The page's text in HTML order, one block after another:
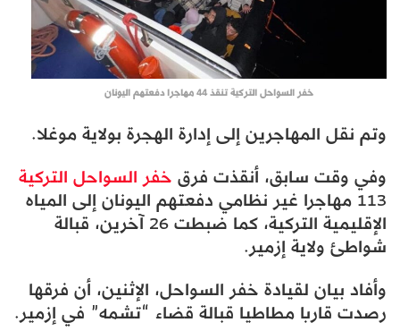
خفر السواحل التركية تنقذ 44 مهاجرا دفعتهم اليونان
وتم نقل المهاجرين إلى إدارة الهجرة بولاية موغلا.
وفي وقت سابق، أنقذت فرقخفر السواحل التركية
113 مهاجرا غير نظامي دفعتهم اليونان إلى المياه
الإقليمية التركية، كما ضبطت 26 آخرين، قبالة
شواطئ ولاية إزمير.
وأفاد بيان لقيادة خفر السواحل، الإثنين، أن فرقها
رصدت قاربا مطاطيا قبالة قضاء “تشمه” في إزمير.